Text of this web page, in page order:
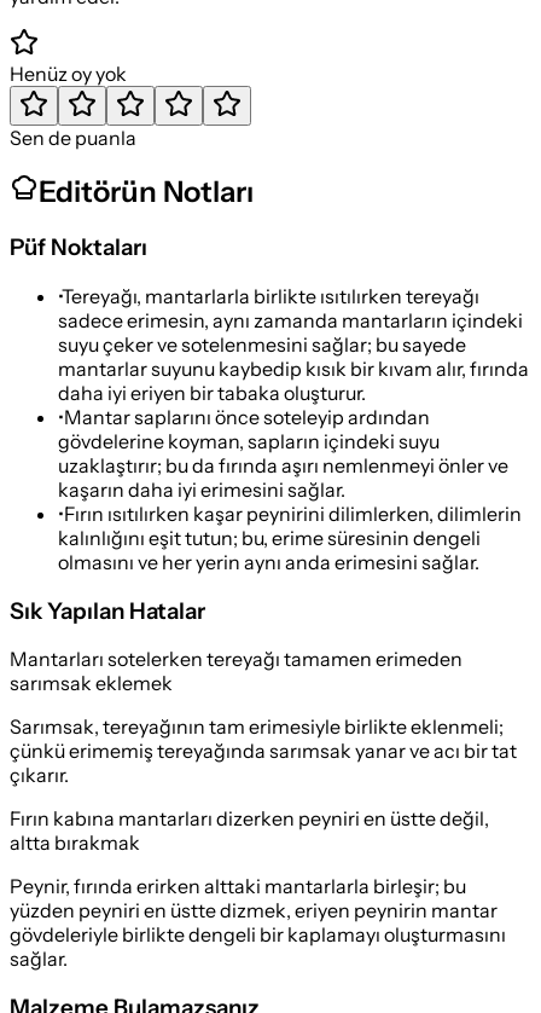
Henüz oy yok
Sen de puanla
Editörün Notları
Püf Noktaları
•Tereyağı, mantarlarla birlikte ısıtılırken tereyağı
sadece erimesin, aynı zamanda mantarların içindeki
suyu çeker ve sotelenmesini sağlar; bu sayede
mantarlar suyunu kaybedip kısık bir kıvam alır, fırında
daha iyi eriyen bir tabaka oluşturur.
•Mantar saplarını önce soteleyip ardından
gövdelerine koyman, sapların içindeki suyu
uzaklaştırır; bu da fırında aşırı nemlenmeyi önler ve
kaşarın daha iyi erimesini sağlar.
•Fırın ısıtılırken kaşar peynirini dilimlerken, dilimlerin
kalınlığını eşit tutun; bu, erime süresinin dengeli
olmasını ve her yerin aynı anda erimesini sağlar.
Sık Yapılan Hatalar
Mantarları sotelerken tereyağı tamamen erimeden
sarımsak eklemek
Sarımsak, tereyağının tam erimesiyle birlikte eklenmeli;
çünkü erimemiş tereyağında sarımsak yanar ve acı bir tat
çıkarır.
Fırın kabına mantarları dizerken peyniri en üstte değil,
altta bırakmak
Peynir, fırında erirken alttaki mantarlarla birleşir; bu
yüzden peyniri en üstte dizmek, eriyen peynirin mantar
gövdeleriyle birlikte dengeli bir kaplamayı oluşturmasını
sağlar.